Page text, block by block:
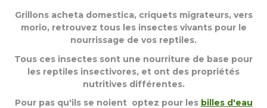
Grillons acheta domestica, criquets migrateurs, vers
morio, retrouvez tous les insectes vivants pour le
nourrissage de vos reptiles.
Tous ces insectes sont une nourriture de base pour
les reptiles insectivores, et ont des propriétés
nutritives différentes.
Pour pas qu'ils se noient optez pour les billes d'eau